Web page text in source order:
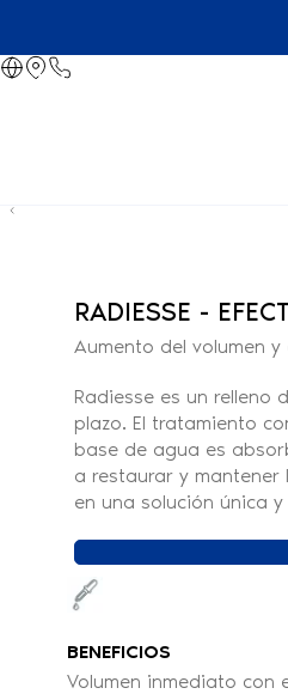
RADIESSE -
Aumento del volumen y
Radiesse es un relleno
plazo. El tratamiento
base de agua es
a restaurar y
en una solución única
BENEFICIOS
Volumen inmediato con